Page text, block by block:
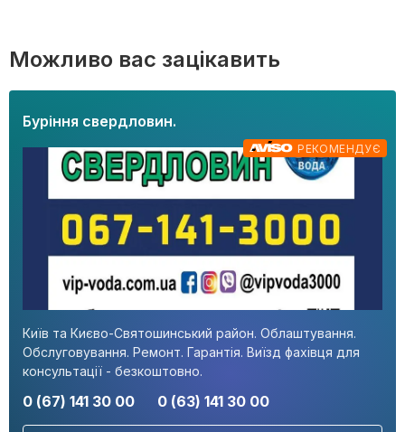
Можливо вас зацікавить
Київ та Києво-Святошинський район. Облаштування.
Обслуговування. Ремонт. Гарантія. Виїзд фахівця для
консультації - безкоштовно.
0 (67) 141 30 00 0 (63) 141 30 00
Буріння свердловин.
РЕКОМЕНДУЄ